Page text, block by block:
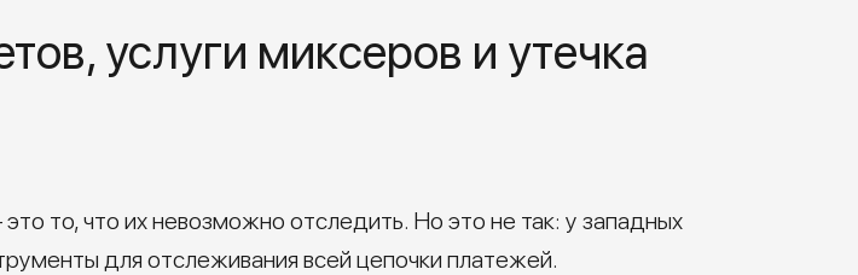
услуги миксеров и утечка
то, что их невозможно отследить. Но это не так: у западных
для отслеживания всей цепочки платежей.